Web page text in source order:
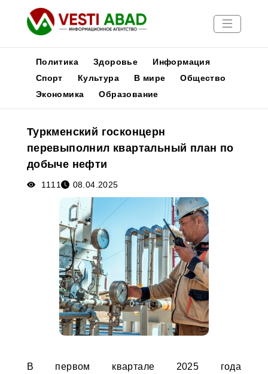
Новости
Медиа
Афиша
Политика Здоровье
Информация
Спорт
Культура В мире
Общество
Экономика
Образование
Туркменский госконцерн
перевыполнил квартальный план по
добыче нефти
1111 08.04.2025
В первом квартале 2025 года